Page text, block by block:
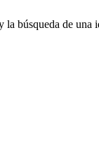
búsqueda de una